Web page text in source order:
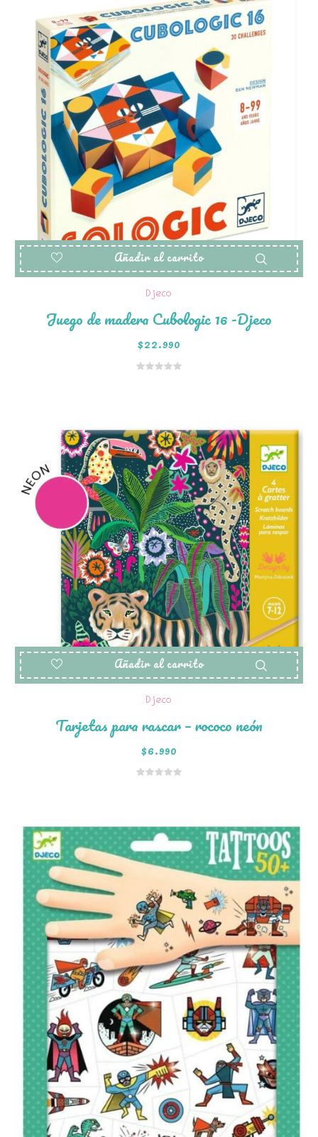
Añadir al carrito
Djeco
Juego de madera Cubologic 16 -Djeco
$22.990
Añadir al carrito
Djeco
Tarjetas para rascar – rococo neón
$6.990